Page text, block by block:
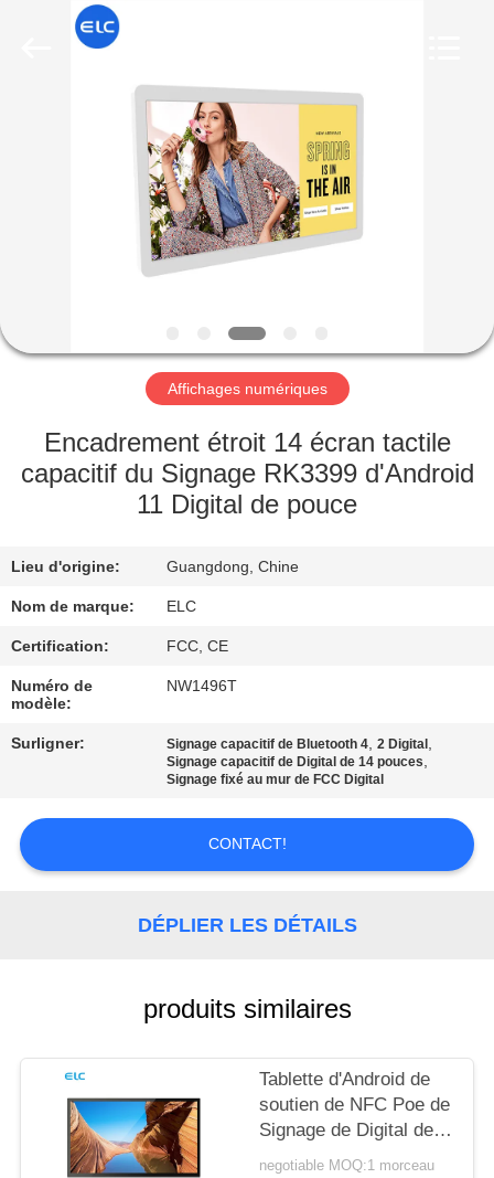
PRODUITS
DE
NOUS
VISITE
D'USINE
DE
QUALITÉ
CONTACTEZ-
NOUS
DEMANDEZ
UNE
CITATION
POLITIQUE
MATIÈRE
PROTECTION
Affichages numériques
Encadrement étroit 14 écran tactile
capacitif du Signage RK3399 d'Android
11 Digital de pouce
Lieu d'origine: Guangdong, Chine
Nom de marque: ELC
Certification: FCC, CE
Numéro de
modèle:
NW1496T
Surligner: Signage capacitif de Bluetooth 4,2 Digital ,
Signage capacitif de Digital de 14 pouces,
Signage fixé au mur de FCC Digital
CONTACT!
DÉPLIER LES DÉTAILS
produits similaires
Tablette d'Android de
soutien de NFC Poe de
Signage de Digital de
bâti du mur RK3288
negotiable MOQ:1 morceau